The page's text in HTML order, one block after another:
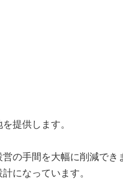
提供します。
の手間を大幅に削減でき
になっています。